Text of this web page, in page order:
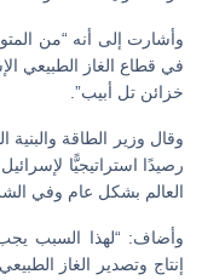
وأشارت إلى أنه “من
في قطاع الغاز الطبيعي
خزائن تل أبيب”.
وقال وزير الطاقة والبنية
رصيدًا استراتيجيًّا
العالم بشكل عام وفي
وأضاف: “لهذا السبب
إنتاج وتصدير الغاز